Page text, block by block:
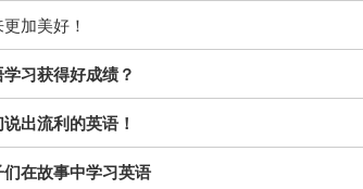
加美好！
习获得好成绩？
出流利的英语！
在故事中学习英语